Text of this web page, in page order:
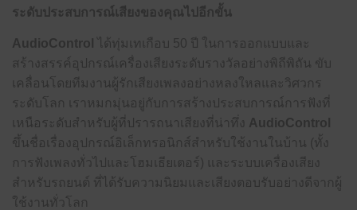
ระดับประสบการณ์เสียงของคุณไปอีกขั้น
AudioControl
ได้ทุ่มเทเกือบ 50 ปี ในการออกแบบและ
สร้างสรรค์อุปกรณ์เครื่องเสียงระดับรางวัลอย่างพิถีพิถัน ขับ
เคลื่อนโดยทีมงานผู้รักเสียงเพลงอย่างหลงใหลและวิศวกร
ระดับโลก เราหมกมุ่นอยู่กับการสร้างประสบการณ์การฟังที่
เหนือระดับสำหรับผู้ที่ปรารถนาเสียงที่น่าทึ่ง AudioControl
ขึ้นชื่อเรื่องอุปกรณ์อิเล็กทรอนิกส์สำหรับใช้งานในบ้าน (ทั้ง
การฟังเพลงทั่วไปและโฮมเธียเตอร์) และระบบเครื่องเสียง
สำหรับรถยนต์ ที่ได้รับความนิยมและเสียงตอบรับอย่างดีจากผู้
ใช้งานทั่วโลก